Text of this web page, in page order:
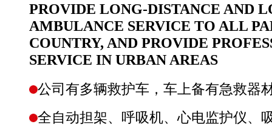
PROVIDE LONG-DISTANCE AND
AMBULANCE SERVICE TO ALL
COUNTRY, AND PROVIDE
SERVICE IN URBAN AREAS
公司有多辆救护车，车上备有急救器
全自动担架、呼吸机、心电监护仪、